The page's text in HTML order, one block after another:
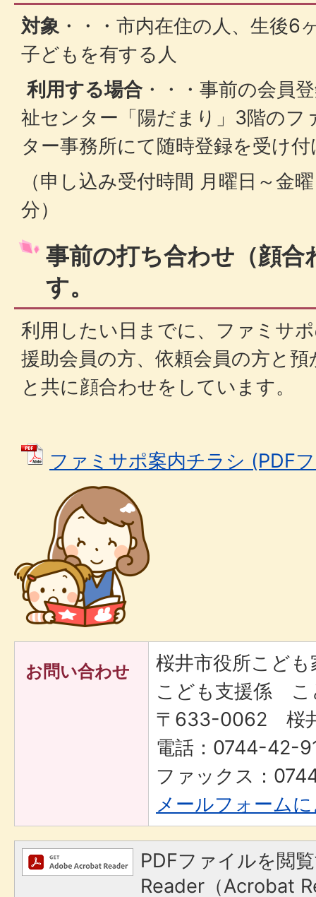
対象・・・市内在住の人、生後6
子どもを有する人
利用する場合・・・事前の会員
祉センター「陽だまり」3階のフ
ター事務所にて随時登録を受け
（申し込み受付時間 月曜日～金
分）
事前の打ち合わせ（顔
す。
利用したい日までに、ファミサ
援助会員の方、依頼会員の方と
と共に顔合わせをしています。
ファミサポ案内チラシ (PDF
お問い合わせ
桜井市役所こど
こども支援係 こ
〒633-0062 桜
電話：0744-42-
ファックス：
メールフォーム
PDFファイルを閲
Reader（Acrobat